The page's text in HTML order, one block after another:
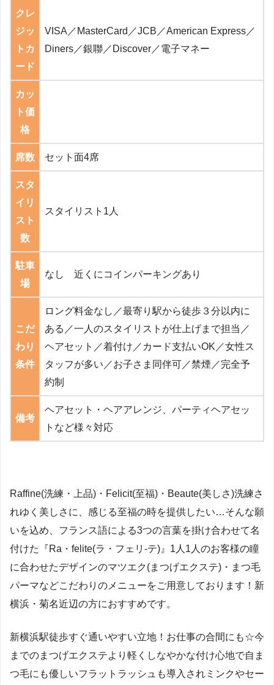
クレ
ジッ
トカ
ード
VISA／MasterCard／JCB／American Express／
Diners／銀聯／Discover／電子マネー
カッ
ト価
格
席数 セット面4席
スタ
イリ
スト
数
スタイリスト1人
駐車
場
なし 近くにコインパーキングあり
こだ
わり
条件
ロング料金なし／最寄り駅から徒歩３分以内に
ある／一人のスタイリストが仕上げまで担当／
ヘアセット／着付け／カード支払いOK／女性ス
タッフが多い／お子さま同伴可／禁煙／完全予
約制
備考
ヘアセット・ヘアアレンジ、パーティヘアセッ
トなど様々対応
Raffine(洗練・上品)・Felicit(至福)・Beaute(美しさ)洗練さ
れゆく美しさに、感じる至福の時を提供したい…そんな願
いを込め、フランス語による3つの言葉を掛け合わせて名
付けた『Ra・felite(ラ・フェリ-テ)』1人1人のお客様の瞳
に合わせたデザインのマツエク(まつげエクステ)・まつ毛
パーマなどこだわりのメニューをご用意しております！新
横浜・菊名近辺の方におすすめです。
新横浜駅徒歩すぐ通いやすい立地！お仕事の合間にも☆今
までのまつげエクステより軽くしなやかな付け心地で自ま
つ毛にも優しいフラットラッシュも導入されミンクやセー